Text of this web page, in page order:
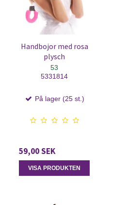
Handbojor med rosa
plysch
53
5331814
På lager (25 st.)
59,00 SEK
VISA PRODUKTEN